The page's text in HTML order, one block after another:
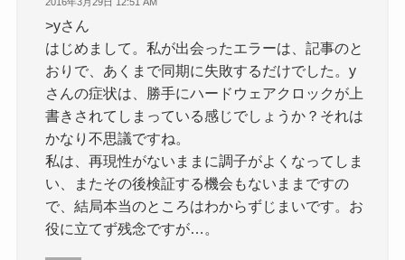
>yさん
はじめまして。私が出会ったエラーは、記事のと
おりで、あくまで同期に失敗するだけでした。y
さんの症状は、勝手にハードウェアクロックが上
書きされてしまっている感じでしょうか？それは
かなり不思議ですね。
私は、再現性がないままに調子がよくなってしま
い、またその後検証する機会もないままですの
で、結局本当のところはわからずじまいです。お
役に立てず残念ですが…。